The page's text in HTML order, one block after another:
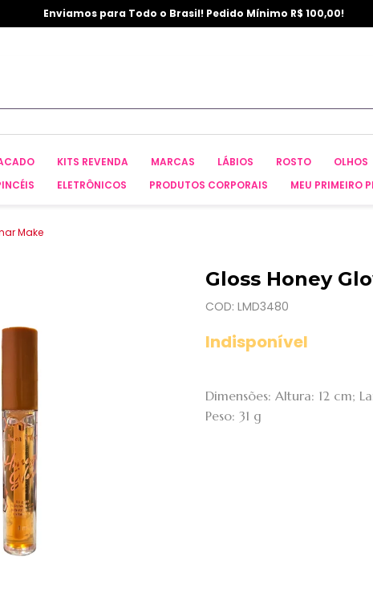
Enviamos para Todo o Brasil! Pedido Mínimo R$ 100,00!
KITS REVENDA MARCAS LÁBIOS ROSTO OLHOS
ELETRÔNICOS PRODUTOS CORPORAIS MEU PRIMEIRO
Make
Gloss Honey
COD: LMD3480
Indisponível
Dimensões: Altura: 12 cm;
Peso: 31 g